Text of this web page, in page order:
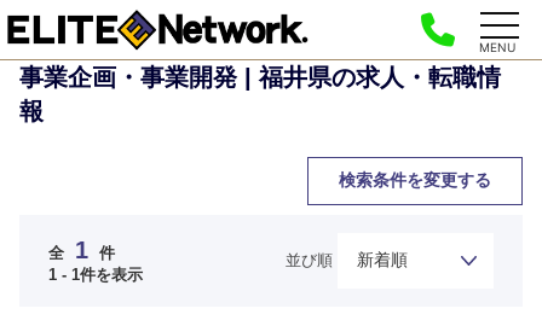
MENU
事業企画・事業開発 | 福井県の求人・転職情
報
検索条件を変更する
全 1 件
1 - 1件を表示
並び順